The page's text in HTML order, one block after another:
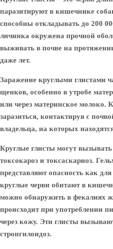
паразитируют в кишечнике
способны откладывать до 200
личинка окружена прочной
выживать в почве на
даже лет.
Заражение круглыми глистами
щенков, особенно в утробе
или через материнское молоко.
заразиться, контактируя с
владельца, на которых
Круглые глисты могут
токсокароз и токсаскариоз.
представляют опасность как
круглые черви обитают в
можно обнаружить в фекалиях
происходит при употреблении
через кожу. Эти глисты
стронгилоидоз.